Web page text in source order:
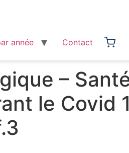
année
Contact
–
le Covid